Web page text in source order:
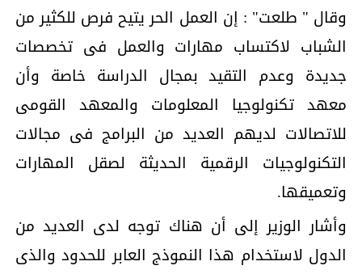
وقال " طلعت" : إن العمل الحر يتيح فرص للكثير من
الشباب لاكتساب مهارات والعمل فى تخصصات
جديدة وعدم التقيد بمجال الدراسة خاصة وأن
معهد تكنولوجيا المعلومات والمعهد القومى
للاتصالات لديهم العديد من البرامج فى مجالات
التكنولوجيات الرقمية الحديثة لصقل المهارات
وتعميقها.
وأشار الوزير إلى أن هناك توجه لدى العديد من
الدول لاستخدام هذا النموذج العابر للحدود والذى